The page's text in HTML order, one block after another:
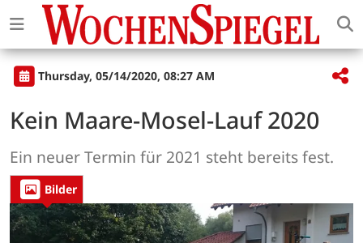
Thursday, 05/14/2020, 08:27 AM
Kein Maare-Mosel-Lauf 2020
Ein neuer Termin für 2021 steht bereits fest.
Bilder